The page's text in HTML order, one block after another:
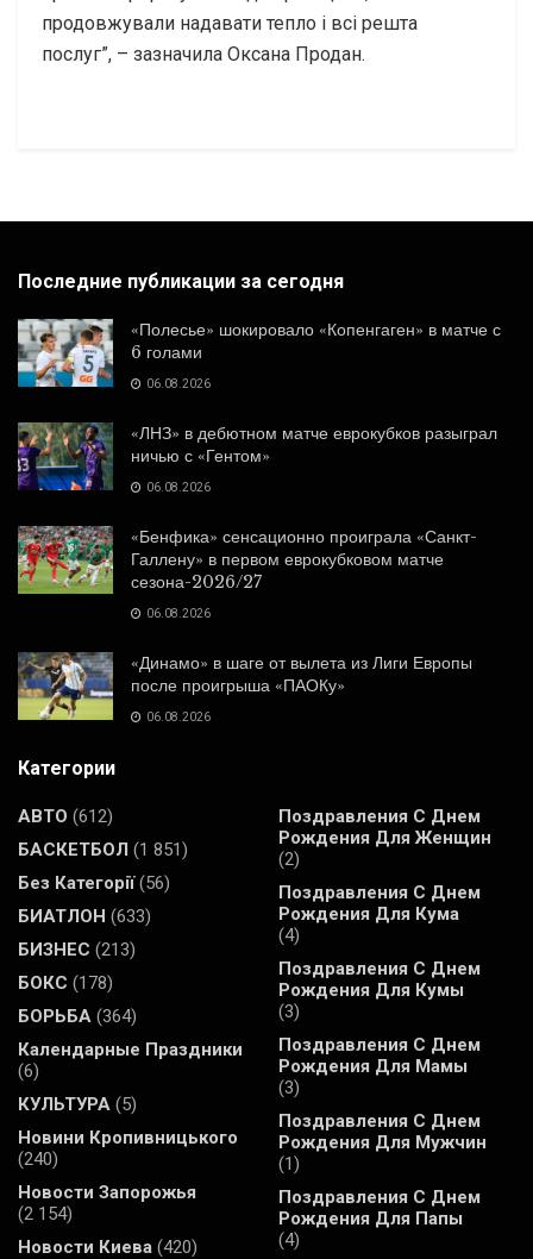
продовжували надавати тепло і всі решта
послуг”, – зазначила Оксана Продан.
Последние публикации за сегодня
«Полесье» шокировало «Копенгаген» в матче с
6 голами
06.08.2026
«ЛНЗ» в дебютном матче еврокубков разыграл
ничью с «Гентом»
06.08.2026
«Бенфика» сенсационно проиграла «Санкт-
Галлену» в первом еврокубковом матче
сезона-2026/27
06.08.2026
«Динамо» в шаге от вылета из Лиги Европы
после проигрыша «ПАОКу»
06.08.2026
Категории
АВТО (612)
БАСКЕТБОЛ (1 851)
Без Категорії(56)
БИАТЛОН (633)
БИЗНЕС (213)
БОКС (178)
БОРЬБА (364)
Календарные Праздники
(6)
КУЛЬТУРА (5)
Новини Кропивницького
(240)
Новости Запорожья
(2 154)
Новости Киева (420)
Поздравления С Днем
Рождения Для Женщин
(2)
Поздравления С Днем
Рождения Для Кума
(4)
Поздравления С Днем
Рождения Для Кумы
(3)
Поздравления С Днем
Рождения Для Мамы
(3)
Поздравления С Днем
Рождения Для Мужчин
(1)
Поздравления С Днем
Рождения Для Папы
(4)